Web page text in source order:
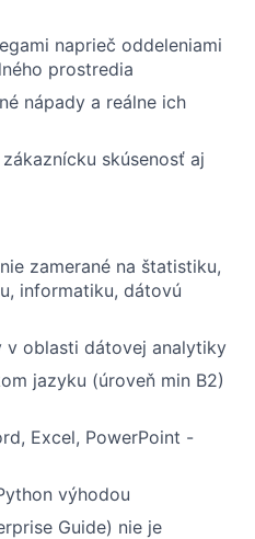
naprieč oddeleniami
prostredia
nápady a reálne ich
skúsenosť aj
zamerané na štatistiku,
informatiku, dátovú
v oblasti dátovej analytiky
jazyku (úroveň min B2)
Excel, PowerPoint -
výhodou
Guide) nie je